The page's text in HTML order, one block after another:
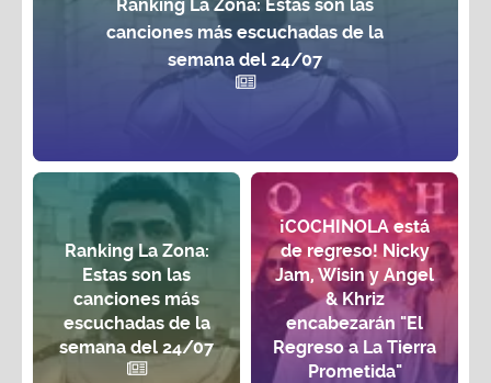
Ranking La Zona: Estas son las
canciones más escuchadas de la
semana del 24/07
Ranking La Zona:
Estas son las
canciones más
escuchadas de la
semana del 24/07
¡COCHINOLA está
de regreso! Nicky
Jam, Wisin y Angel
& Khriz
encabezarán "El
Regreso a La Tierra
Prometida"